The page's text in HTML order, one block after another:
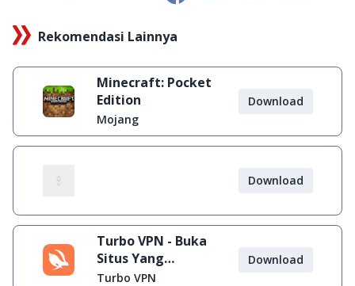
Rekomendasi Lainnya
Minecraft: Pocket
Edition
Mojang
Download
Download
Turbo VPN - Buka
Situs Yang
Diblokir
Turbo VPN
Download